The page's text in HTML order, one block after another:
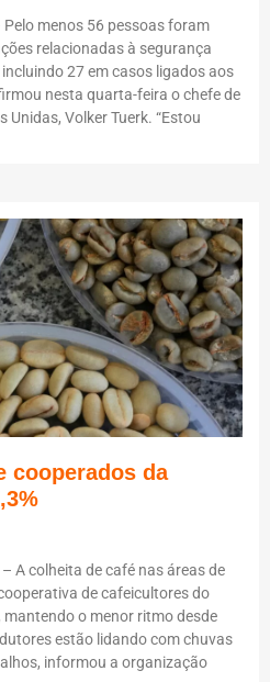
Pelo menos 56 pessoas foram
relacionadas à segurança
27 em casos ligados aos
nesta quarta-feira o chefe de
Volker Tuerk. “Estou
cooperados da
A colheita de café nas áreas de
de cafeicultores do
o menor ritmo desde
estão lidando com chuvas
informou a organização